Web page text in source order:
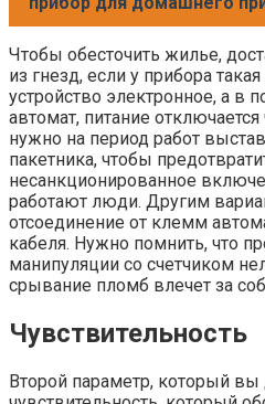
Чтобы обесточить жилье,
из гнезд, если у прибора
устройство электронное, а в
автомат, питание
нужно на период работ
пакетника, чтобы
несанкционированное
работают люди. Другим
отсоединение от клемм
кабеля. Нужно помнить, что
манипуляции со счетчиком
срывание пломб влечет за
Чувствительность
Второй параметр, который